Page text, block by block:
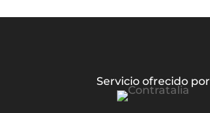
Servicio ofrecido por